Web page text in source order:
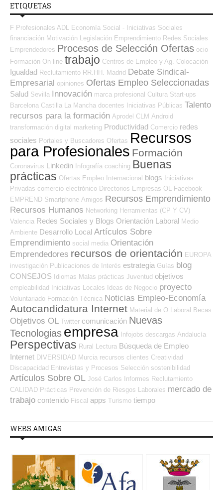
ETIQUETAS
F Profesionales ADL
Economía Social - Iniciativas Sociales
financiación Motivación Legislación Emprendimiento Redes Sociales
Emprendedores Procesos de Selección Ofertas ocio
Formación On-line trabajo Centros de Empleo y Ag. Colocación
Igualdad Reclutamiento RR.HH. Madrid Debate Sindical-
Empresarial opiniones Ofertas Empleo Seleccionadas
Salud Sevilla Innovación marca profesional Cultura Start-ups
Barcelona Castilla La Mancha docentes Iniciativas Públicas Talento
recursos para la formación Aprodel CLM Android
transformación digital marketing Productividad Comercio redes
sociales Portales y Buscadores Ofertas Recursos
para Profesionales Formación
Coronavirus Linkedin Infografía coaching Buenas
prácticas Ofertas Empleo Internacional blogs Iniciativas
Privadas comercio electrónico Directorios Empresas OL
Facebook
EMPREND Smartphone Amigos Recursos Emprendimiento
Recursos Humanos Networking Herramientas (CP Y CV)
Valencia Redes Sociales y Blogs Orientación Laboral Medio
Ambiente Desarrollo Local Artículos Sobre
Emprendimiento social media Orientación
Emprendedores recursos de orientación EUROPA
investigación Publicaciones de Interés estrategia Guías blog
CONSEJOS Idiomas Malas prácticas Juventud objetivos
empleabilidad Iniciativas Locales Ideas de Negocio proyecto
Voluntariado Formación Técnica Noticias Empleo-Economía
Autocandidatura Internet Material de O.Laboral Becas
Objetivos OL Twitter comunicación Nuevas
Tecnologias empresa Infojobs descargas Andalucía
Perspectivas Rural Lectura Búsqueda de Empleo
Internet DIVERSIDAD Murcia recursos clientes Creatividad
Discapacidad Entrevistas y Procesos Selección sostenibilidad
Artículos Sobre OL José Carlos Informes Reclutamiento
CALIDAD Prácticas Prevención de Riesgos Laborales mercado de
trabajo contenido Fiscal apps Turismo tiempo
WEBS AMIGAS